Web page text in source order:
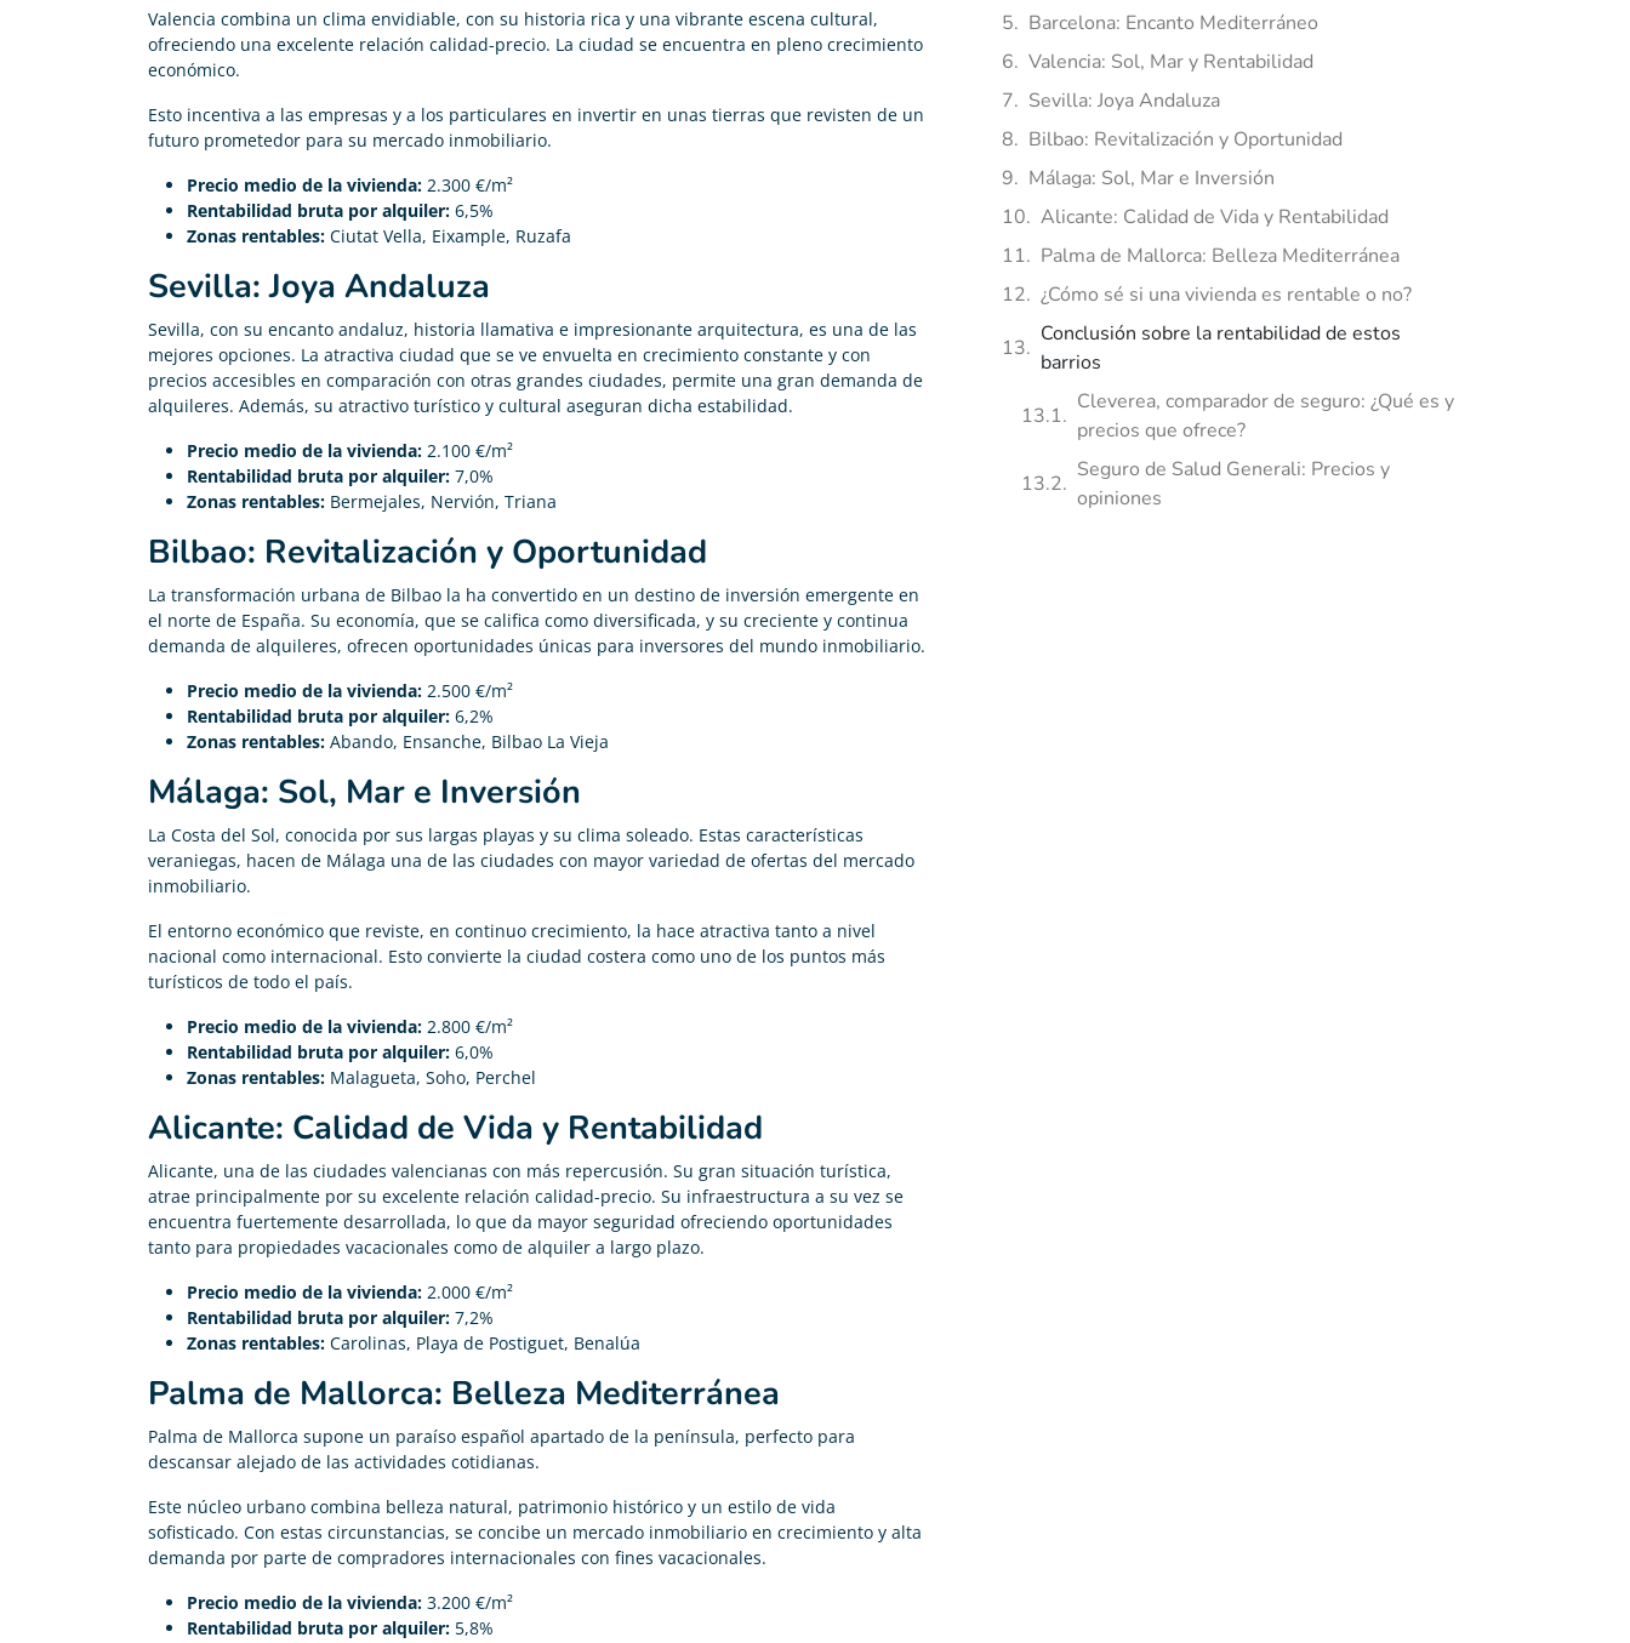
Valencia combina un clima envidiable, con su historia rica y una vibrante escena cultural,
ofreciendo una excelente relación calidad-precio. La ciudad se encuentra en pleno crecimiento
económico.
Esto incentiva a las empresas y a los particulares en invertir en unas tierras que revisten de un
futuro prometedor para su mercado inmobiliario.
Precio medio de la vivienda: 2.300 €/m²
Rentabilidad bruta por alquiler: 6,5%
Zonas rentables: Ciutat Vella, Eixample, Ruzafa
Sevilla: Joya Andaluza
Sevilla, con su encanto andaluz, historia llamativa e impresionante arquitectura, es una de las
mejores opciones. La atractiva ciudad que se ve envuelta en crecimiento constante y con
precios accesibles en comparación con otras grandes ciudades, permite una gran demanda de
alquileres. Además, su atractivo turístico y cultural aseguran dicha estabilidad.
Precio medio de la vivienda: 2.100 €/m²
Rentabilidad bruta por alquiler: 7,0%
Zonas rentables: Bermejales, Nervión, Triana
Bilbao: Revitalización y Oportunidad
La transformación urbana de Bilbao la ha convertido en un destino de inversión emergente en
el norte de España. Su economía, que se califica como diversificada, y su creciente y continua
demanda de alquileres, ofrecen oportunidades únicas para inversores del mundo inmobiliario.
Precio medio de la vivienda: 2.500 €/m²
Rentabilidad bruta por alquiler: 6,2%
Zonas rentables: Abando, Ensanche, Bilbao La Vieja
Málaga: Sol, Mar e Inversión
La Costa del Sol, conocida por sus largas playas y su clima soleado. Estas características
veraniegas, hacen de Málaga una de las ciudades con mayor variedad de ofertas del mercado
inmobiliario.
El entorno económico que reviste, en continuo crecimiento, la hace atractiva tanto a nivel
nacional como internacional. Esto convierte la ciudad costera como uno de los puntos más
turísticos de todo el país.
Precio medio de la vivienda: 2.800 €/m²
Rentabilidad bruta por alquiler: 6,0%
Zonas rentables: Malagueta, Soho, Perchel
Alicante: Calidad de Vida y Rentabilidad
Alicante, una de las ciudades valencianas con más repercusión. Su gran situación turística,
atrae principalmente por su excelente relación calidad-precio. Su infraestructura a su vez se
encuentra fuertemente desarrollada, lo que da mayor seguridad ofreciendo oportunidades
tanto para propiedades vacacionales como de alquiler a largo plazo.
Precio medio de la vivienda: 2.000 €/m²
Rentabilidad bruta por alquiler: 7,2%
Zonas rentables: Carolinas, Playa de Postiguet, Benalúa
Palma de Mallorca: Belleza Mediterránea
Palma de Mallorca supone un paraíso español apartado de la península, perfecto para
descansar alejado de las actividades cotidianas.
Este núcleo urbano combina belleza natural, patrimonio histórico y un estilo de vida
sofisticado. Con estas circunstancias, se concibe un mercado inmobiliario en crecimiento y alta
demanda por parte de compradores internacionales con fines vacacionales.
Precio medio de la vivienda: 3.200 €/m²
Rentabilidad bruta por alquiler: 5,8%
Barcelona: Encanto Mediterráneo
Valencia: Sol, Mar y Rentabilidad
Sevilla: Joya Andaluza
Bilbao: Revitalización y Oportunidad
Málaga: Sol, Mar e Inversión
Alicante: Calidad de Vida y Rentabilidad
Palma de Mallorca: Belleza Mediterránea
¿Cómo sé si una vivienda es rentable o no?
Conclusión sobre la rentabilidad de estos
barrios
Cleverea, comparador de seguro: ¿Qué es y
precios que ofrece?
Seguro de Salud Generali: Precios y
opiniones